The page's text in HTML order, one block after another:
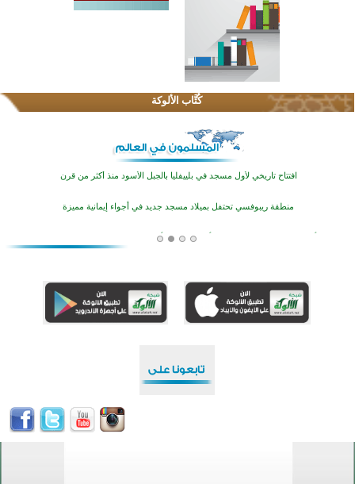
كُتَّاب الألوكة
اختتام الدورة التاسعة لمسابقة حفظ وتلاوة القرآن الكريم في أزناكاييف
تيسليتش تختتم برنامجا تعليميا لتعزيز القيم وبناء الشخصية للشباب المسلمين
اختتام منافسات قرآنية متميزة في بنغلاديش بمشاركة 3000 متسابق
افتتاح تاريخي لأول مسجد في بلييفليا بالجبل الأسود منذ أكثر من قرن
منطقة ريبوفسي تحتفل بميلاد مسجد جديد في أجواء إيمانية مميزة
أكبر مشروع إسلامي في ريف أستراليا يفتتح أبوابه بعد سنوات من العمل والعطاء
اختتام الدورة التاسعة لمسابقة حفظ وتلاوة القرآن الكريم في أزناكاييف